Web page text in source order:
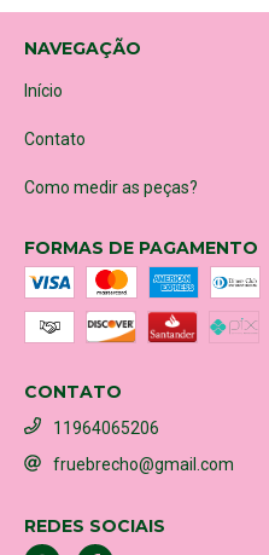
NAVEGAÇÃO
Início
Contato
Como medir as peças?
FORMAS DE PAGAMENTO
CONTATO
11964065206
fruebrecho@gmail.com
REDES SOCIAIS